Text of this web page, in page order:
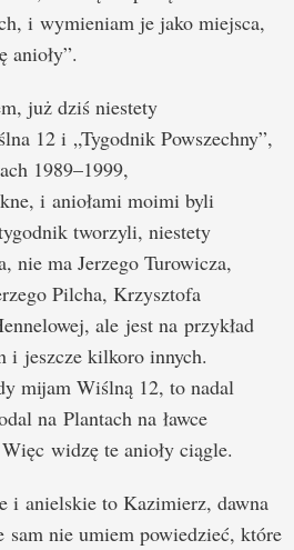
i wymieniam je jako miejsca,
anioły”.
już dziś niestety
12 i „Tygodnik Powszechny”,
1989–1999,
i aniołami moimi byli
tworzyli, niestety
nie ma Jerzego Turowicza,
Pilcha, Krzysztofa
ale jest na przykład
i jeszcze kilkoro innych.
mijam Wiślną 12, to nadal
na Plantach na ławce
widzę te anioły ciągle.
i anielskie to Kazimierz, dawna
nie umiem powiedzieć, które